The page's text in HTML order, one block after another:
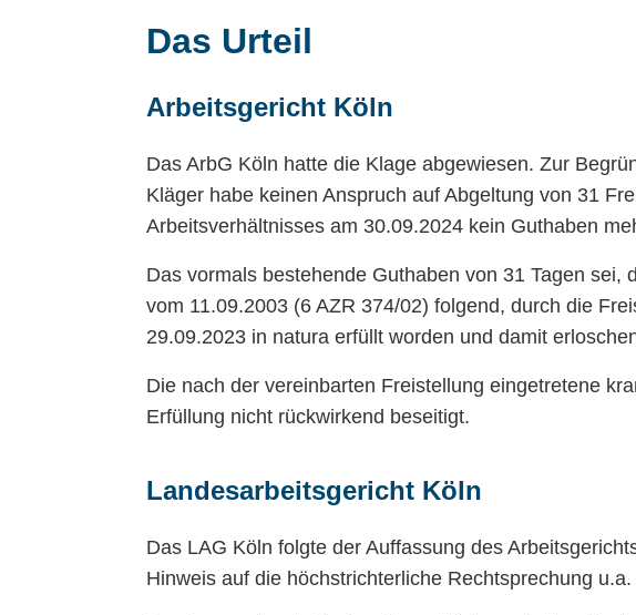
Das Urteil
Arbeitsgericht Köln
Das ArbG Köln hatte die Klage abgewiesen. Zur
Kläger habe keinen Anspruch auf Abgeltung von 31
Arbeitsverhältnisses am 30.09.2024 kein Guthaben
Das vormals bestehende Guthaben von 31 Tagen
vom 11.09.2003 (6 AZR 374/02) folgend, durch die
29.09.2023 in natura erfüllt worden und damit
Die nach der vereinbarten Freistellung eingetretene
Erfüllung nicht rückwirkend beseitigt.
Landesarbeitsgericht Köln
Das LAG Köln folgte der Auffassung des
Hinweis auf die höchstrichterliche Rechtsprechung u.a.